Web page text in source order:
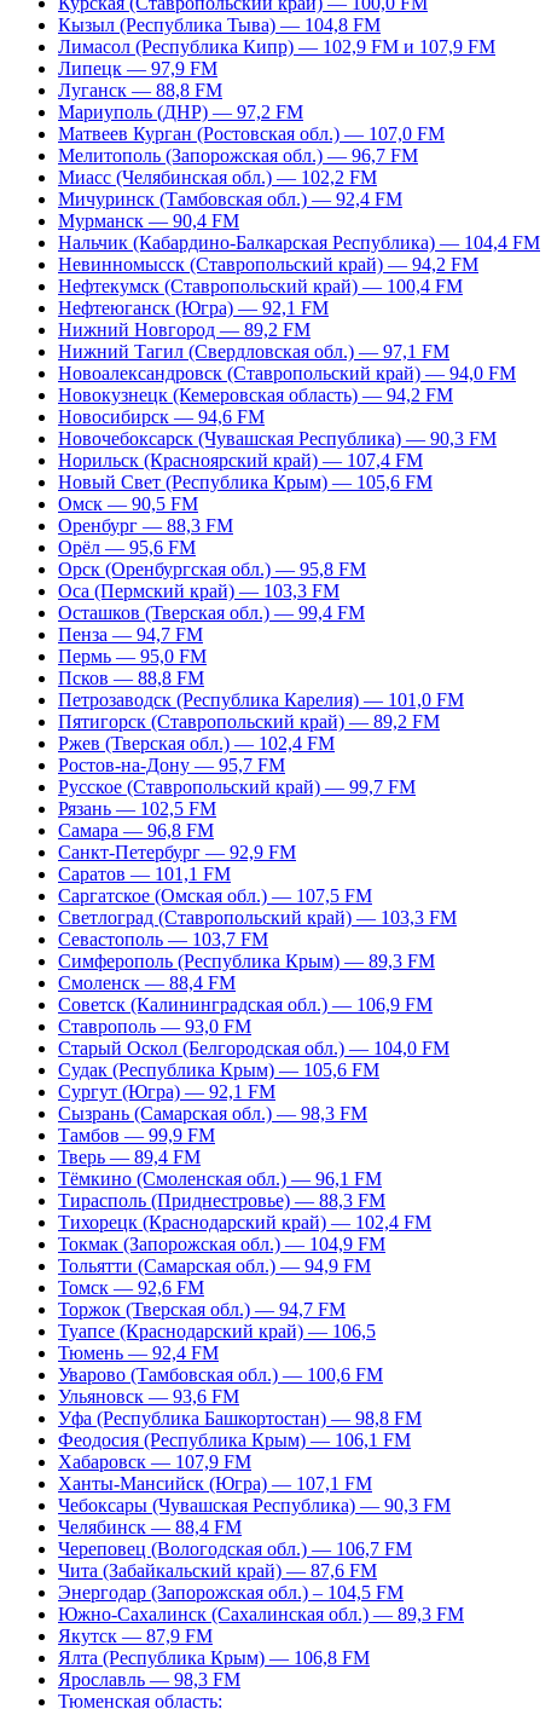
Кызыл (Республика Тыва) — 104,8 FM
Лимасол (Республика Кипр) — 102,9 FM и 107,9 FM
Липецк — 97,9 FM
Луганск — 88,8 FM
Мариуполь (ДНР) — 97,2 FM
Матвеев Курган (Ростовская обл.) — 107,0 FM
Мелитополь (Запорожская обл.) — 96,7 FM
Миасс (Челябинская обл.) — 102,2 FM
Мичуринск (Тамбовская обл.) — 92,4 FM
Мурманск — 90,4 FM
Нальчик (Кабардино-Балкарская Республика) — 104,4 FM
Невинномысск (Ставропольский край) — 94,2 FM
Нефтекумск (Ставропольский край) — 100,4 FM
Нефтеюганск (Югра) — 92,1 FM
Нижний Новгород — 89,2 FM
Нижний Тагил (Свердловская обл.) — 97,1 FM
Новоалександровск (Ставропольский край) — 94,0 FM
Новокузнецк (Кемеровская область) — 94,2 FM
Новосибирск — 94,6 FM
Новочебоксарск (Чувашская Республика) — 90,3 FM
Норильск (Красноярский край) — 107,4 FM
Новый Свет (Республика Крым) — 105,6 FM
Омск — 90,5 FM
Оренбург — 88,3 FM
Орёл — 95,6 FM
Орск (Оренбургская обл.) — 95,8 FM
Оса (Пермский край) — 103,3 FM
Осташков (Тверская обл.) — 99,4 FM
Пенза — 94,7 FM
Пермь — 95,0 FM
Псков — 88,8 FM
Петрозаводск (Республика Карелия) — 101,0 FM
Пятигорск (Ставропольский край) — 89,2 FM
Ржев (Тверская обл.) — 102,4 FM
Ростов-на-Дону — 95,7 FM
Русское (Ставропольский край) — 99,7 FM
Рязань — 102,5 FM
Самара — 96,8 FM
Санкт-Петербург — 92,9 FM
Саратов — 101,1 FM
Саргатское (Омская обл.) — 107,5 FM
Светлоград (Ставропольский край) — 103,3 FM
Севастополь — 103,7 FM
Симферополь (Республика Крым) — 89,3 FM
Смоленск — 88,4 FM
Советск (Калининградская обл.) — 106,9 FM
Ставрополь — 93,0 FM
Старый Оскол (Белгородская обл.) — 104,0 FM
Судак (Республика Крым) — 105,6 FM
Сургут (Югра) — 92,1 FM
Сызрань (Самарская обл.) — 98,3 FM
Тамбов — 99,9 FM
Тверь — 89,4 FM
Тёмкино (Смоленская обл.) — 96,1 FM
Тирасполь (Приднестровье) — 88,3 FM
Тихорецк (Краснодарский край) — 102,4 FM
Токмак (Запорожская обл.) — 104,9 FM
Тольятти (Самарская обл.) — 94,9 FM
Томск — 92,6 FM
Торжок (Тверская обл.) — 94,7 FM
Туапсе (Краснодарский край) — 106,5
Тюмень — 92,4 FM
Уварово (Тамбовская обл.) — 100,6 FM
Ульяновск — 93,6 FM
Уфа (Республика Башкортостан) — 98,8 FM
Феодосия (Республика Крым) — 106,1 FM
Хабаровск — 107,9 FM
Ханты-Мансийск (Югра) — 107,1 FM
Чебоксары (Чувашская Республика) — 90,3 FM
Челябинск — 88,4 FM
Череповец (Вологодская обл.) — 106,7 FM
Чита (Забайкальский край) — 87,6 FM
Энергодар (Запорожская обл.) – 104,5 FM
Южно-Сахалинск (Сахалинская обл.) — 89,3 FM
Якутск — 87,9 FM
Ялта (Республика Крым) — 106,8 FM
Ярославль — 98,3 FM
Тюменская область: